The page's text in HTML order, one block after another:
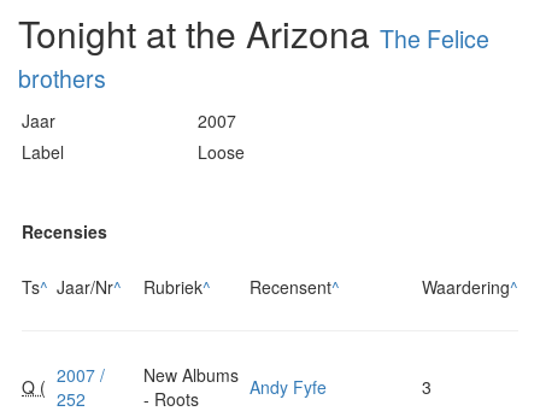
Tonight at the Arizona The Felice
brothers
Jaar
2007
Label
Loose
Recensies
Ts^ Jaar/Nr^ Rubriek^ Recensent^ Waardering^
Q ( 2007 /
252
New Albums
- Roots
Andy Fyfe 3